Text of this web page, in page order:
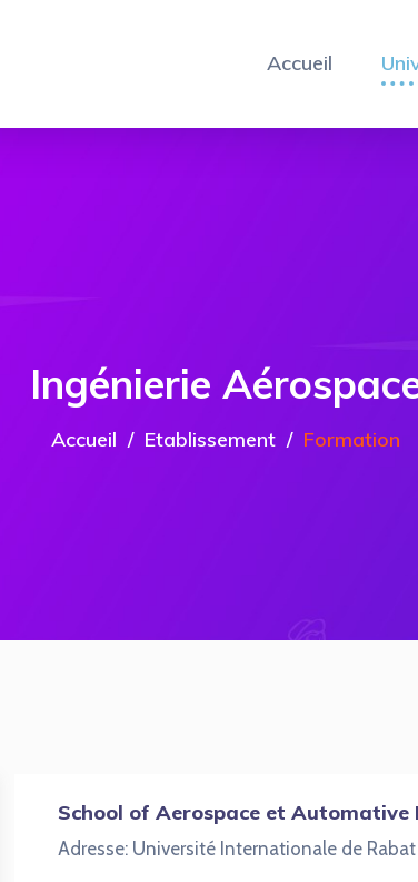
Accueil
Ingénierie
Accueil Etablissement Formation
School of Aerospace et Automative
Adresse: Université Internationale de